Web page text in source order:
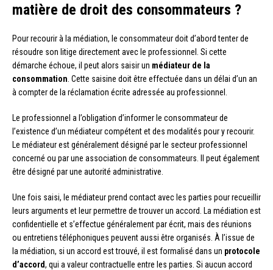
matière de droit des consommateurs ?
Pour recourir à la médiation, le consommateur doit d’abord tenter de
résoudre son litige directement avec le professionnel. Si cette
démarche échoue, il peut alors saisir un médiateur de la
consommation . Cette saisine doit être effectuée dans un délai d’un an
à compter de la réclamation écrite adressée au professionnel.
Le professionnel a l’obligation d’informer le consommateur de
l’existence d’un médiateur compétent et des modalités pour y recourir.
Le médiateur est généralement désigné par le secteur professionnel
concerné ou par une association de consommateurs. Il peut également
être désigné par une autorité administrative.
Une fois saisi, le médiateur prend contact avec les parties pour recueillir
leurs arguments et leur permettre de trouver un accord. La médiation est
confidentielle et s’effectue généralement par écrit, mais des réunions
ou entretiens téléphoniques peuvent aussi être organisés. À l’issue de
la médiation, si un accord est trouvé, il est formalisé dans un protocole
d’accord, qui a valeur contractuelle entre les parties. Si aucun accord